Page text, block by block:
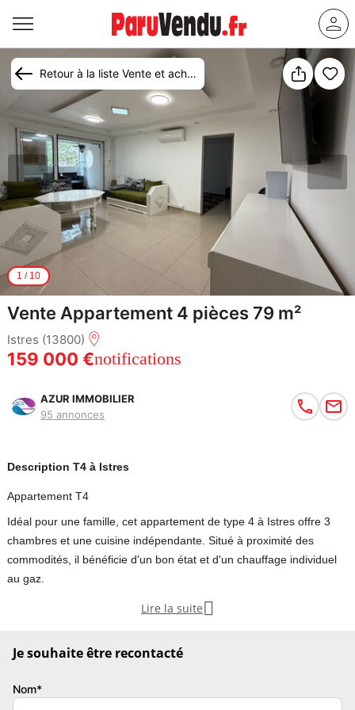
Retour à la liste Vente et achat appartement Istres
1 / 10
Vente Appartement 4 pièces 79 m²
Istres (13800)
159 000 €notifications
AZUR IMMOBILIER
95 annonces
Description T4 à Istres
Appartement T4
Idéal pour une famille, cet appartement de type 4 à Istres offre 3
chambres et une cuisine indépendante. Situé à proximité des
commodités, il bénéficie d'un bon état et d'un chauffage individuel
au gaz.
cuisine indépendante, un salon, une salle d'eau et un WC séparé.
transports. Pour plus d'informations ou pour organiser une visite,
Lire la suite 
Je souhaite être recontacté
Nom*